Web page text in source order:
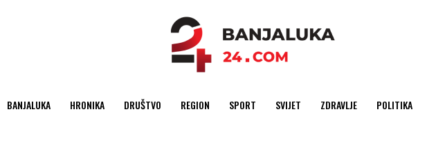
BANJALUKA HRONIKA DRUŠTVO REGION SPORT SVIJET ZDRAVLJE POLITIKA